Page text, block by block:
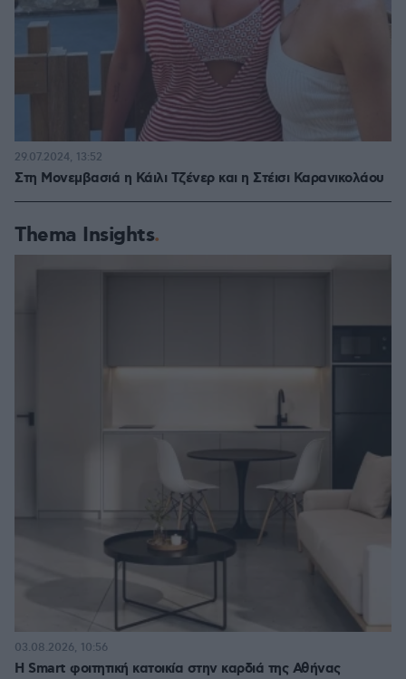
Στη Μονεμβασιά η Κάιλι Τζένερ και η Στέισι Καρανικολάου
29.07.2024, 13:52
Thema Insights
Η Smart φοιτητική κατοικία στην καρδιά της Αθήνας
03.08.2026, 10:56